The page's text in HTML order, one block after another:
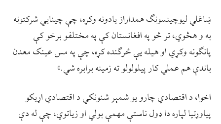
ښاغلي لیوچینسونګ همداراز یادونه وکړه، چې چينايي شرکتونه
به و هڅوي، تر څو په افغانستان کې په مختلفو برخو کې
پانګونه وکړي او هيله یې څرګنده کړه، چې په مس عینک معدن
باندې هم عملي کار پیلولولو ته زمینه برابره شي.»
اخوا، د اقتصادي چارو یو شمېر شنونکي د اقتصادي اړیکو
پياوړتیا لپاره دا ډول ناستې مهمې بولي او زیاتوي، چې له دې